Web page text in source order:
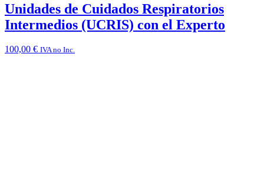
Unidades de Cuidados Respiratorios
Intermedios (UCRIS) con el Experto
100,00 € IVA no Inc.